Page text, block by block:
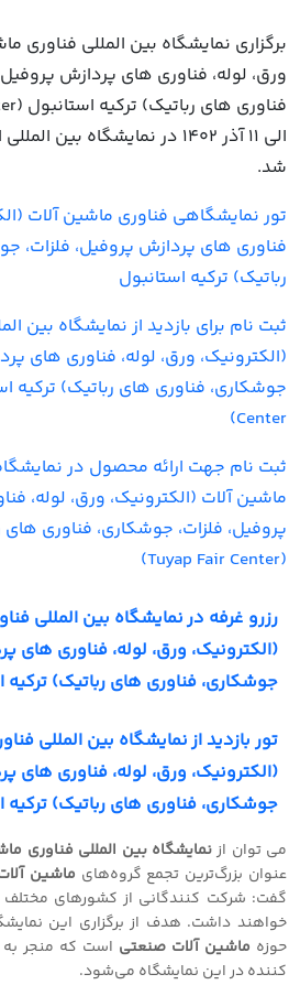
برگزاری نمایشگاه بین المللی فناوری
ورق، لوله، فناوری های پردازش
الی 11 آذر 1402 در نمایشگاه
شد.
تور نمایشگاهی فناوری ماشین آلات
فناوری های پردازش پروفیل، فلزات،
رباتیک) ترکیه استانبول
ثبت نام برای بازدید از نمایشگاه بین
(الکترونیک، ورق، لوله، فناوری های
Center)
ثبت نام جهت ارائه محصول در
ماشین آلات (الکترونیک، ورق، لوله،
پروفیل، فلزات، جوشکاری، فناوری های
(Tuyap Fair Center)
رزرو غرفه در نمایشگاه بین المللی
(الکترونیک، ورق، لوله، فناوری های
جوشکاری، فناوری های رباتیک) ترکیه
تور بازدید از نمایشگاه بین المللی
(الکترونیک، ورق، لوله، فناوری های
جوشکاری، فناوری های رباتیک) ترکیه
می توان ازنمایشگاه بین المللی فناوری
عنوان بزرگ‌ترین تجمع گروه‌های ماشین
گفت: شرکت کنندگانی از کشورهای مختلف
خواهند داشت. هدف از برگزاری این
حوزه ماشین آلات صنعتی است که منجر به
کننده در این نمایشگاه می‌شود.